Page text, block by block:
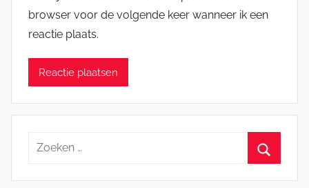
browser voor de volgende keer wanneer ik een
reactie plaats.
Zoeken